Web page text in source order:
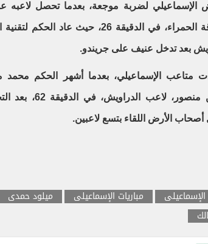
الإسماعيلي لضربة موجعة، بعدما تحصل
البطاقة الحمراء، في الدقيقة 26، حيث
بعد تدخل عنيف على جريندو.
متاعب الإسماعيلي، بعدما أشهر الحكم محمد
لحسن منصور، لاعب
أصحاب الأرض اللقاء بتسع لاعبين.
الإسماعيلى مباريات الإسماعيلى ميلود حمدى